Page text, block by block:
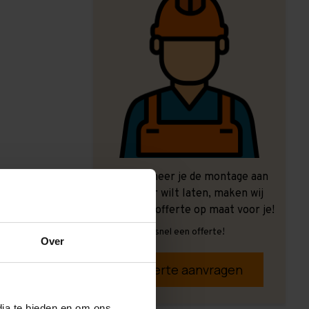
Over
Ook wanneer je de montage aan
ons over wilt laten, maken wij
graag een offerte op maat voor je!
Vrijblijvend, snel een offerte!
Offerte aanvragen